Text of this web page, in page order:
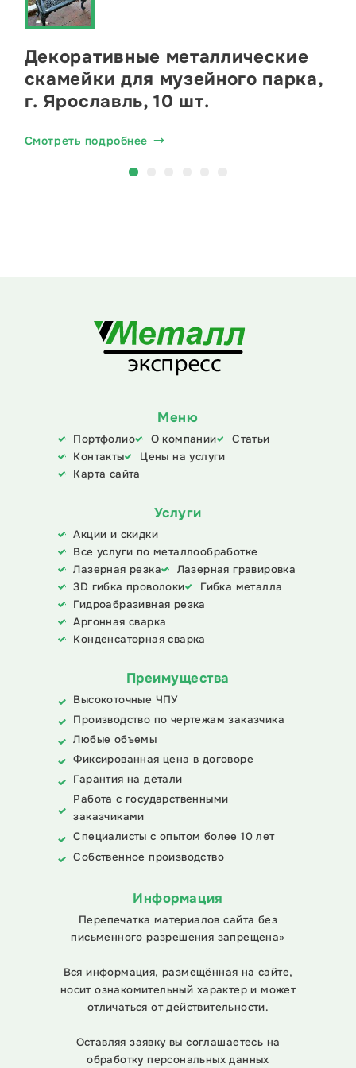
Декоративные металлические
скамейки для музейного парка,
г. Ярославль, 10 шт.
Смотреть подробнее
Меню
Портфолио О компании
Статьи
Контакты
Цены на услуги
Карта сайта
Услуги
Акции и скидки
Все услуги по металлообработке
Лазерная резка
Лазерная гравировка
3D гибка проволоки
Гибка металла
Гидроабразивная резка
Аргонная сварка
Конденсаторная сварка
Преимущества
Высокоточные ЧПУ
Производство по чертежам заказчика
Любые объемы
Фиксированная цена в договоре
Гарантия на детали
Работа с государственными
заказчиками
Специалисты с опытом более 10 лет
Собственное производство
Информация
Перепечатка материалов сайта без
письменного разрешения запрещена»
Вся информация, размещённая на сайте,
носит ознакомительный характер и может
отличаться от действительности.
Оставляя заявку вы соглашаетесь на
обработку персональных данных